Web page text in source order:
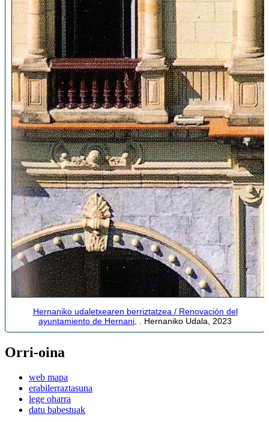
Hernaniko udaletxearen berriztatzea / Renovación del
ayuntamiento de Hernani , . Hernaniko Udala, 2023
Orri-oina
web mapa
erabilerraztasuna
lege oharra
datu babestuak